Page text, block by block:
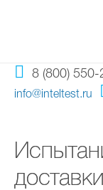
8 (800) 550-
info@inteltest.ru